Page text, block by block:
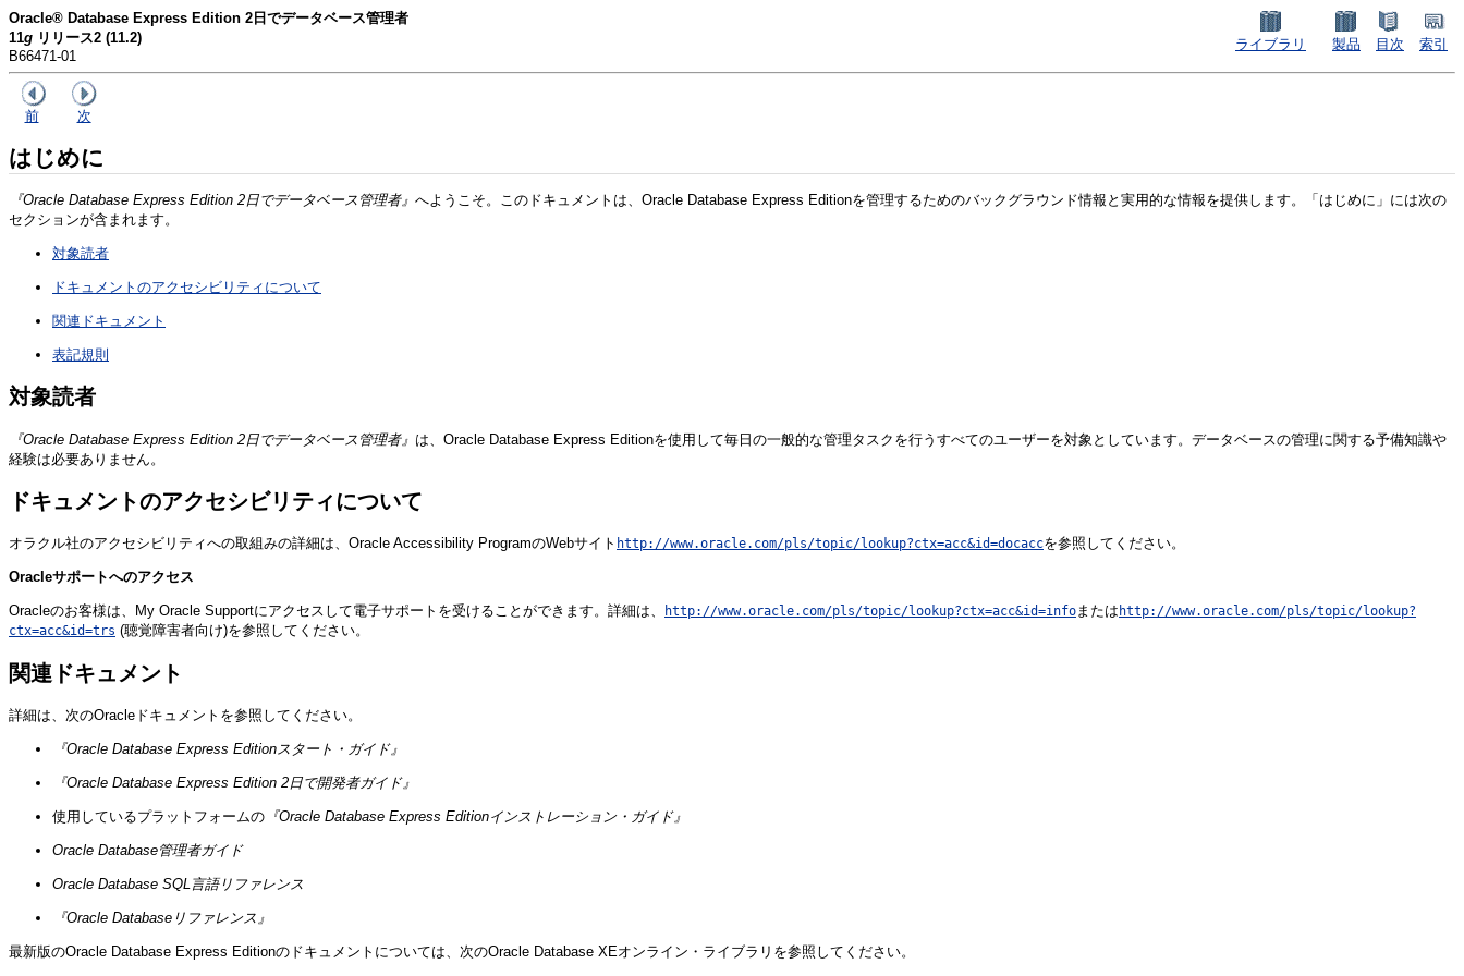
Oracle® Database Express Edition 2日でデータベース管理者
11g リリース2 (11.2)
B66471-01
ライブラリ 製品 目次 索引
前 次
はじめに
『Oracle Database Express Edition 2日でデータベース管理者』 へようこそ。このドキュメントは、Oracle Database Express Editionを管理するためのバックグラウンド情報と実用的な情報を提供します。「はじめに」には次の
セクションが含まれます。
対象読者
ドキュメントのアクセシビリティについて
関連ドキュメント
表記規則
対象読者
『Oracle Database Express Edition 2日でデータベース管理者』 は、Oracle Database Express Editionを使用して毎日の一般的な管理タスクを行うすべてのユーザーを対象としています。データベースの管理に関する予備知識や
経験は必要ありません。
ドキュメントのアクセシビリティについて
オラクル社のアクセシビリティへの取組みの詳細は、Oracle Accessibility ProgramのWebサイト http://www.oracle.com/pls/topic/lookup?ctx=acc&id=docaccを参照してください。
Oracleサポートへのアクセス
Oracleのお客様は、My Oracle Supportにアクセスして電子サポートを受けることができます。詳細は、 http://www.oracle.com/pls/topic/lookup?ctx=acc&id=infoまたは http://www.oracle.com/pls/topic/lookup?
ctx=acc&id=trs (聴覚障害者向け)を参照してください。
関連ドキュメント
詳細は、次のOracleドキュメントを参照してください。
『Oracle Database Express Editionスタート・ガイド』
『Oracle Database Express Edition 2日で開発者ガイド』
使用しているプラットフォームの 『Oracle Database Express Editionインストレーション・ガイド』
Oracle Database管理者ガイド
Oracle Database SQL言語リファレンス
『Oracle Databaseリファレンス』
最新版のOracle Database Express Editionのドキュメントについては、次のOracle Database XEオンライン・ライブラリを参照してください。